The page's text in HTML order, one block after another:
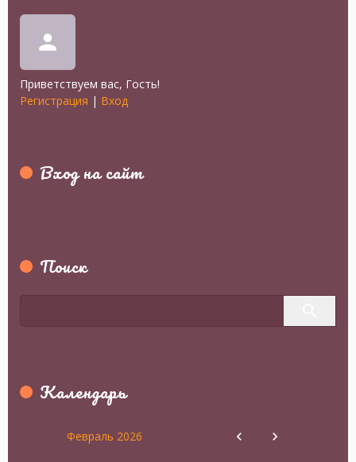
person
Приветствуем вас, Гость!
Регистрация | Вход
Вход на сайт
Поиск
Календарь
Февраль 2026